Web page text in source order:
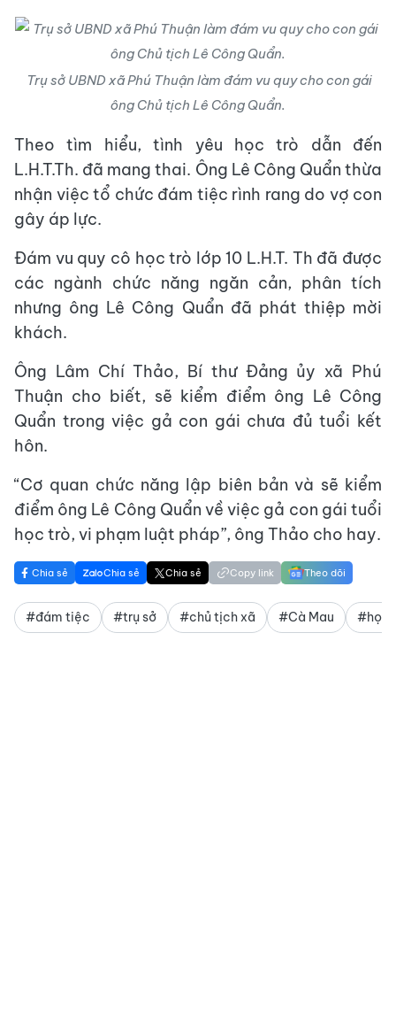
Trụ sở UBND xã Phú Thuận làm đám vu quy cho con gái
ông Chủ tịch Lê Công Quẩn.
Theo tìm hiểu, tình yêu học trò dẫn đến
L.H.T.Th. đã mang thai. Ông Lê Công Quẩn thừa
nhận việc tổ chức đám tiệc rình rang do vợ con
gây áp lực.
Đám vu quy cô học trò lớp 10 L.H.T. Th đã được
các ngành chức năng ngăn cản, phân tích
nhưng ông Lê Công Quẩn đã phát thiệp mời
khách.
Ông Lâm Chí Thảo, Bí thư Đảng ủy xã Phú
Thuận cho biết, sẽ kiểm điểm ông Lê Công
Quẩn trong việc gả con gái chưa đủ tuổi kết
hôn.
“Cơ quan chức năng lập biên bản và sẽ kiểm
điểm ông Lê Công Quẩn về việc gả con gái tuổi
học trò, vi phạm luật pháp”, ông Thảo cho hay.
Chia sẻ Chia sẻ Chia sẻ Copy link Theo dõi
#đám tiệc #trụ sở #chủ tịch xã #Cà Mau #học